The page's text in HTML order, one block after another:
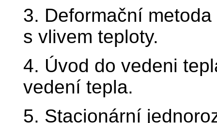
3. Deformační
s vlivem teploty.
4. Úvod do vedeni
vedení tepla.
5. Stacionární